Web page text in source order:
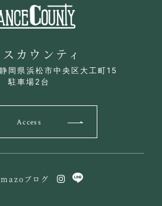
カウンティ
県浜松市中央区大工町15
駐車場2台
Access
ブログ